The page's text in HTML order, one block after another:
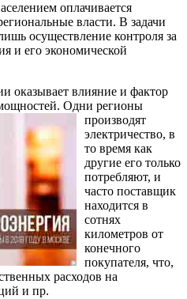
оплачивается
власти. В задачи
осуществление контроля за
и его экономической
оказывает влияние и фактор
Одни регионы
производят
электричество, в
то время как
другие его только
потребляют, и
часто поставщик
находится в
сотнях
километров от
конечного
покупателя, что,
расходов на
и пр.